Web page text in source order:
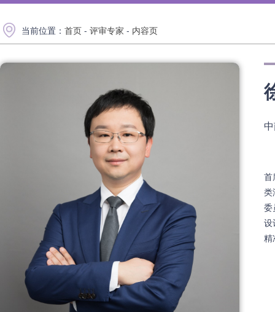
当前位置： 首页 - 评审专家 - 内容页
首
类
委
设
精